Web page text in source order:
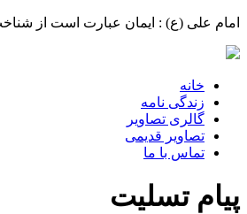
امام علی (ع) : ایمان عبارت است از
خانه
زندگی نامه
گالری تصاویر
تصاویر قدیمی
تماس با ما
پیام تسلیت